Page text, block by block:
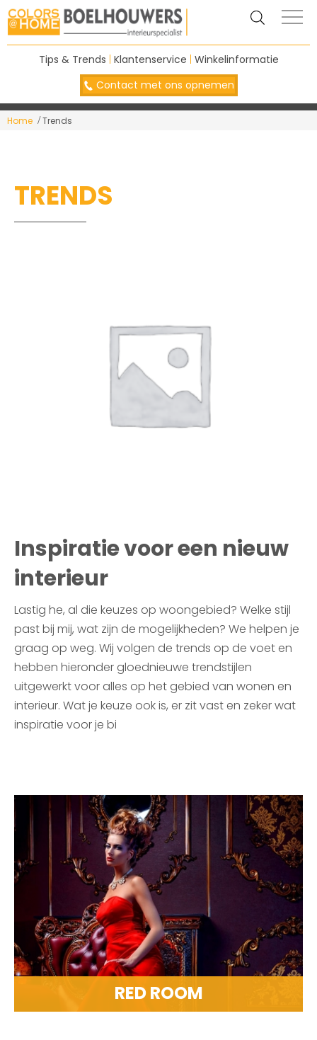
Tips & Trends | Klantenservice | Winkelinformatie
Contact met ons opnemen
Home Trends
TRENDS
Inspiratie voor een nieuw
interieur
Lastig he, al die keuzes op woongebied? Welke stijl
past bij mij, wat zijn de mogelijkheden? We helpen je
graag op weg. Wij volgen de trends op de voet en
hebben hieronder gloednieuwe trendstijlen
uitgewerkt voor alles op het gebied van wonen en
interieur. Wat je keuze ook is, er zit vast en zeker wat
inspiratie voor je bi
RED ROOM